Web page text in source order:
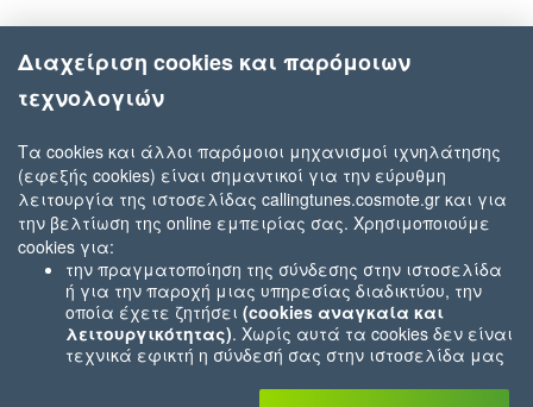
Διαχείριση cookies και παρόμοιων
τεχνολογιών
Τα cookies και άλλοι παρόμοιοι μηχανισμοί ιχνηλάτησης
(εφεξής cookies) είναι σημαντικοί για την εύρυθμη
λειτουργία της ιστοσελίδας callingtunes.cosmote.gr και για
την βελτίωση της online εμπειρίας σας. Χρησιμοποιούμε
cookies για:
την πραγματοποίηση της σύνδεσης στην ιστοσελίδα
ή για την παροχή μιας υπηρεσίας διαδικτύου, την
οποία έχετε ζητήσει (cookies αναγκαία και
λειτουργικότητας). Χωρίς αυτά τα cookies δεν είναι
τεχνικά εφικτή η σύνδεσή σας στην ιστοσελίδα μας
που εσείς μας ζητήσατε (π.χ.cookies που αφορούν